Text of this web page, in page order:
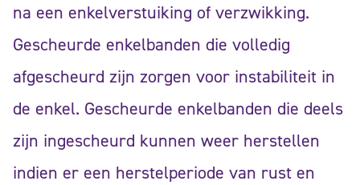
na een enkelverstuiking of verzwikking.
Gescheurde enkelbanden die volledig
afgescheurd zijn zorgen voor instabiliteit in
de enkel. Gescheurde enkelbanden die deels
zijn ingescheurd kunnen weer herstellen
indien er een herstelperiode van rust en